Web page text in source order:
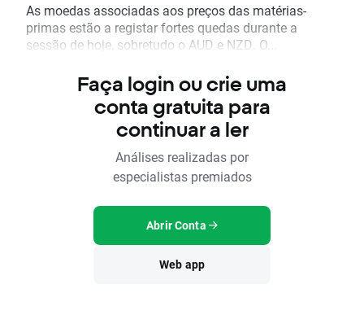
As moedas associadas aos preços das matérias-
primas estão a registar fortes quedas durante a
sessão de hoje, sobretudo o AUD e NZD. O...
Faça login ou crie uma
conta gratuita para
continuar a ler
Análises realizadas por
especialistas premiados
Abrir Conta
Web app